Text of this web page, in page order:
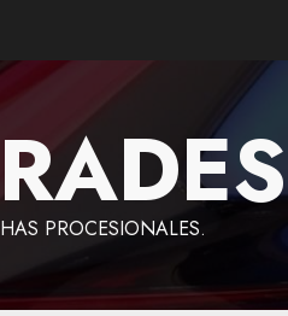
PROCESIONALES.